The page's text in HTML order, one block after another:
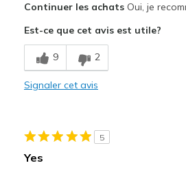
Comfortable
Le contre
Poor Cushioning
Casual Wear
Continuer les achatsOui, je
Est-ce que cet avis est utile?
9 2
Signaler cet avis
5
Yes